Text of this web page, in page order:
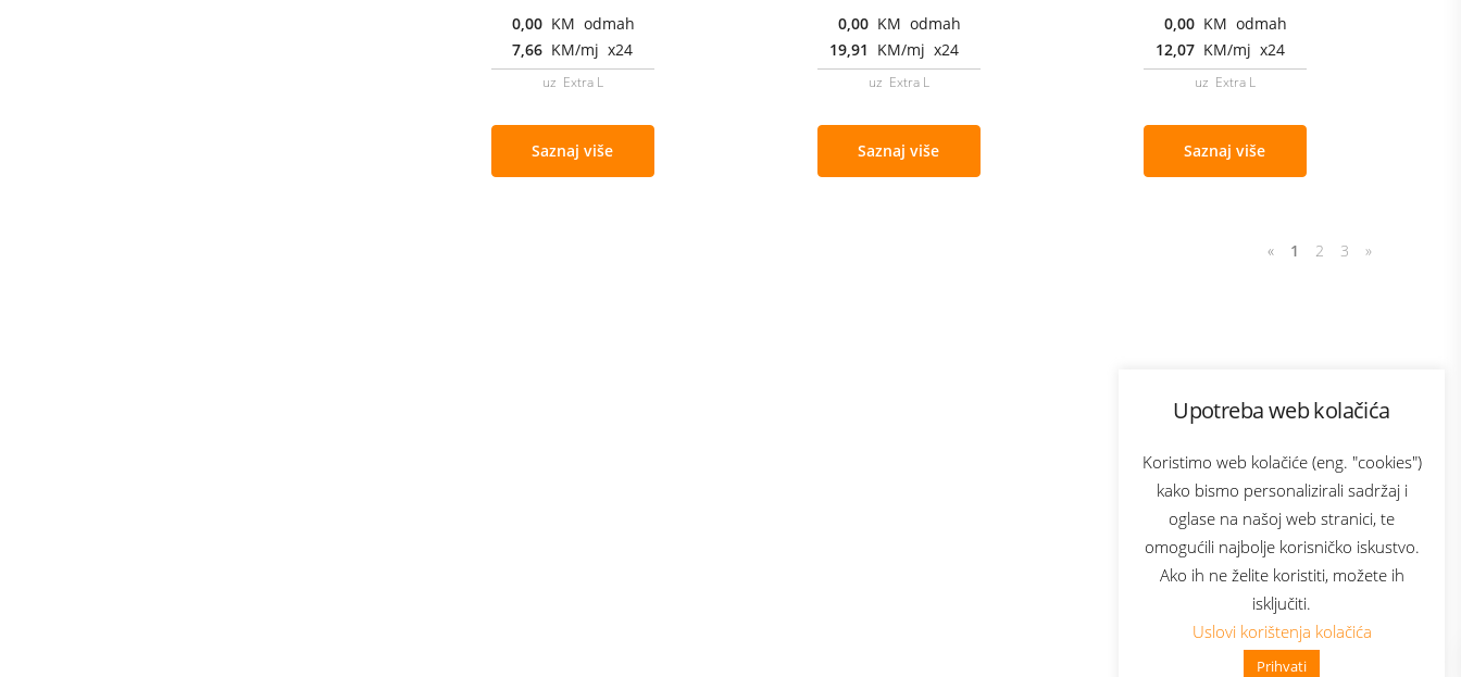
Upotreba web kolačića
Koristimo web kolačiće (eng. "cookies")
kako bismo personalizirali sadržaj i
oglase na našoj web stranici, te
omogućili najbolje korisničko iskustvo.
Ako ih ne želite koristiti, možete ih
isključiti.
Uslovi korištenja kolačića
Prihvati
👋 Zdravo, kako mogu pomoći?
0,00 KM odmah
7,66 KM/mj x24
uz Extra L
Saznaj više
0,00 KM odmah
19,91 KM/mj x24
uz Extra L
Saznaj više
0,00 KM odmah
12,07 KM/mj x24
uz Extra L
Saznaj više
« 1 2 3 »
Bonus plus
Prijava za newsletter